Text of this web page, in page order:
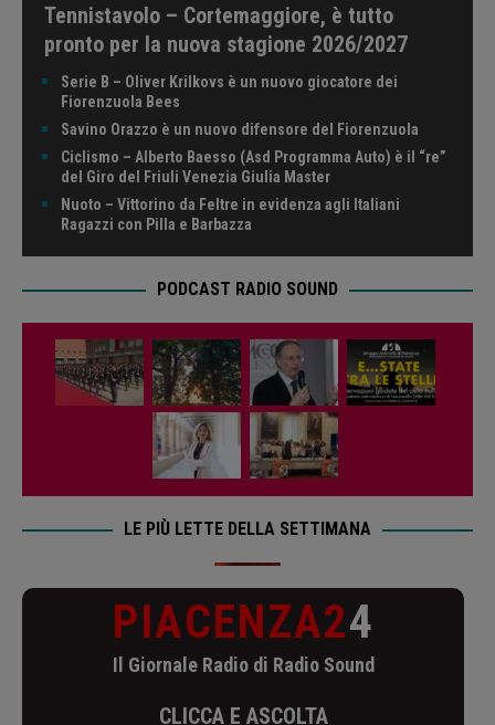
Tennistavolo – Cortemaggiore, è tutto
pronto per la nuova stagione 2026/2027
Serie B – Oliver Krilkovs è un nuovo giocatore dei
Fiorenzuola Bees
Savino Orazzo è un nuovo difensore del Fiorenzuola
Ciclismo – Alberto Baesso (Asd Programma Auto) è il “re”
del Giro del Friuli Venezia Giulia Master
Nuoto – Vittorino da Feltre in evidenza agli Italiani
Ragazzi con Pilla e Barbazza
PODCAST RADIO SOUND
LE PIÙ LETTE DELLA SETTIMANA
PIACENZA24
Il Giornale Radio di Radio Sound
CLICCA E ASCOLTA